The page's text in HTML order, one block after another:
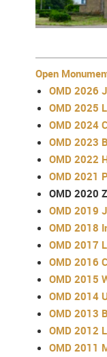
Open
OMD 2026
OMD 2025
OMD 2024
OMD 2023
OMD 2022
OMD 2021
OMD 2020
OMD 2019
OMD 2018
OMD 2017
OMD 2016
OMD 2015
OMD 2014
OMD 2013
OMD 2012
OMD 2011